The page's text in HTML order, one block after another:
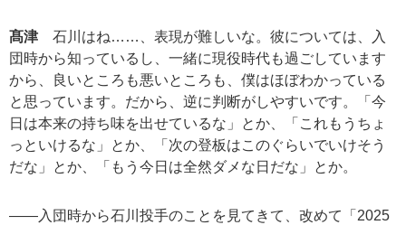
髙津 石川はね……、表現が難しいな。彼については、入
団時から知っているし、一緒に現役時代も過ごしています
から、良いところも悪いところも、僕はほぼわかっている
と思っています。だから、逆に判断がしやすいです。「今
日は本来の持ち味を出せているな」とか、「これもうちょ
っといけるな」とか、「次の登板はこのぐらいでいけそう
だな」とか、「もう今日は全然ダメな日だな」とか。
――入団時から石川投手のことを見てきて、改めて「2025